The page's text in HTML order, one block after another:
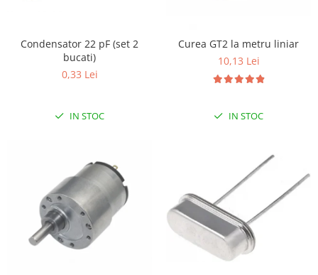
Adaptoare si convertoare
Convertor USB la serial
Datalogger
Module
Multiplexor
Condensator 22 pF (set 2
bucati)
0,33 Lei
IN STOC
Curea GT2 la metru liniar
10,13 Lei
IN STOC